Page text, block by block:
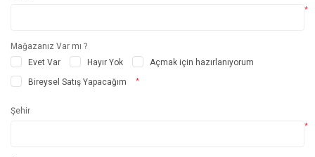
*
Mağazanız Var mı ?
Evet Var
Hayır Yok
Açmak için hazırlanıyorum
Bireysel Satış Yapacağım
*
Şehir
*